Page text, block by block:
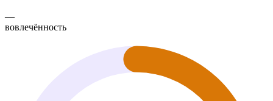
—
вовлечённость